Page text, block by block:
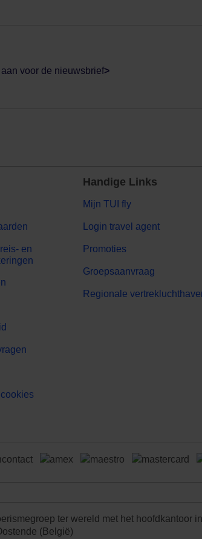
aan voor de nieuwsbrief>
en
Handige Links
Mijn TUI fly
Login travel agent
Promoties
Groepsaanvraag
Regionale
ter wereld met het hoofdkantoor
(België)